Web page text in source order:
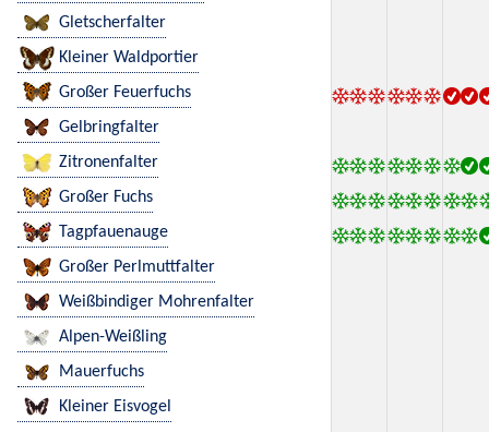
Gletscherfalter
Kleiner Waldportier
Großer Feuerfuchs
Gelbringfalter
Zitronenfalter
Großer Fuchs
Tagpfauenauge
Großer Perlmuttfalter
Weißbindiger Mohrenfalter
Alpen-Weißling
Mauerfuchs
Kleiner Eisvogel